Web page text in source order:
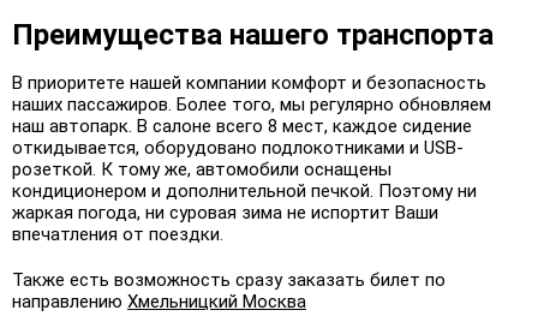
Преимущества нашего транспорта
В приоритете нашей компании комфорт и безопасность
наших пассажиров. Более того, мы регулярно обновляем
наш автопарк. В салоне всего 8 мест, каждое сидение
откидывается, оборудовано подлокотниками и USB-
розеткой. К тому же, автомобили оснащены
кондиционером и дополнительной печкой. Поэтому ни
жаркая погода, ни суровая зима не испортит Ваши
впечатления от поездки.
Также есть возможность сразу заказать билет по
направлению Хмельницкий Москва